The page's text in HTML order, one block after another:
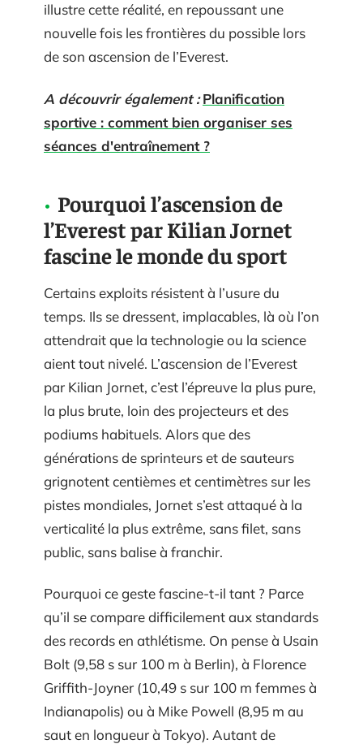
illustre cette réalité, en repoussant une
nouvelle fois les frontières du possible lors
de son ascension de l’Everest.
A découvrir également : Planification
sportive : comment bien organiser ses
séances d'entraînement ?
Pourquoi l’ascension de
l’Everest par Kilian Jornet
fascine le monde du sport
Certains exploits résistent à l’usure du
temps. Ils se dressent, implacables, là où l’on
attendrait que la technologie ou la science
aient tout nivelé. L’ascension de l’Everest
par Kilian Jornet, c’est l’épreuve la plus pure,
la plus brute, loin des projecteurs et des
podiums habituels. Alors que des
générations de sprinteurs et de sauteurs
grignotent centièmes et centimètres sur les
pistes mondiales, Jornet s’est attaqué à la
verticalité la plus extrême, sans filet, sans
public, sans balise à franchir.
Pourquoi ce geste fascine-t-il tant ? Parce
qu’il se compare difficilement aux standards
des records en athlétisme. On pense à Usain
Bolt (9,58 s sur 100 m à Berlin), à Florence
Griffith-Joyner (10,49 s sur 100 m femmes à
Indianapolis) ou à Mike Powell (8,95 m au
saut en longueur à Tokyo). Autant de